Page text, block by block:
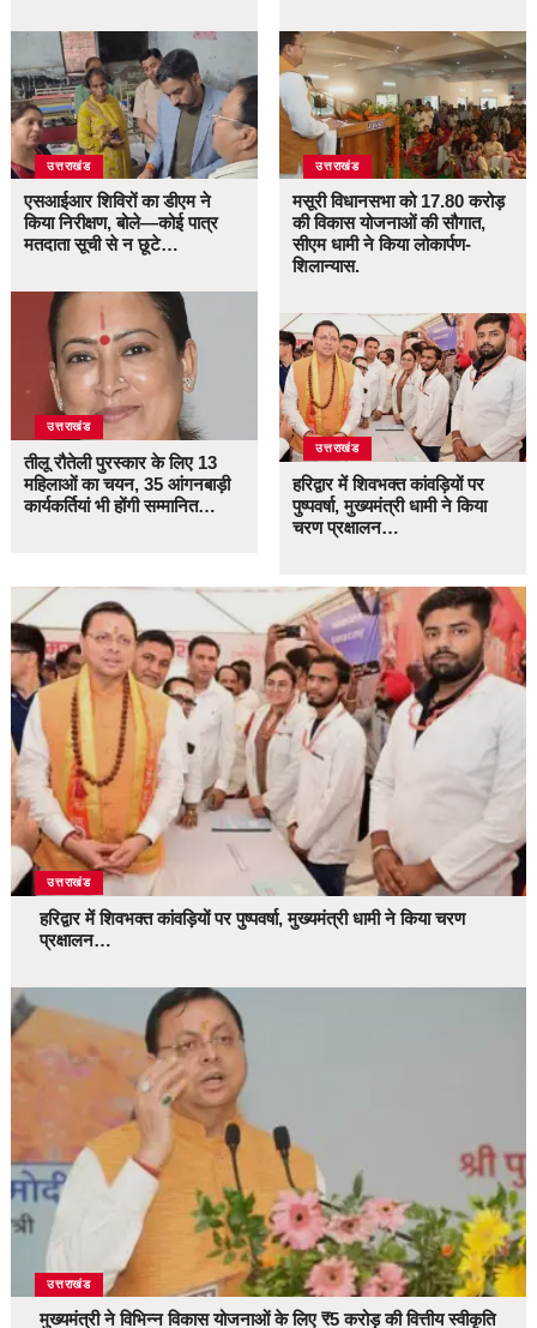
उत्तराखंड
एसआईआर शिविरों का डीएम ने
किया निरीक्षण, बोले—कोई पात्र
मतदाता सूची से न छूटे…
उत्तराखंड
तीलू रौतेली पुरस्कार के लिए 13
महिलाओं का चयन, 35 आंगनबाड़ी
कार्यकर्तियां भी होंगी सम्मानित…
उत्तराखंड
मसूरी विधानसभा को 17.80 करोड़
की विकास योजनाओं की सौगात,
सीएम धामी ने किया लोकार्पण-
शिलान्यास.
उत्तराखंड
हरिद्वार में शिवभक्त कांवड़ियों पर
पुष्पवर्षा, मुख्यमंत्री धामी ने किया
चरण प्रक्षालन…
उत्तराखंड
हरिद्वार में शिवभक्त कांवड़ियों पर पुष्पवर्षा, मुख्यमंत्री धामी ने किया चरण
प्रक्षालन…
उत्तराखंड
मुख्यमंत्री ने विभिन्न विकास योजनाओं के लिए ₹5 करोड़ की वित्तीय स्वीकृति